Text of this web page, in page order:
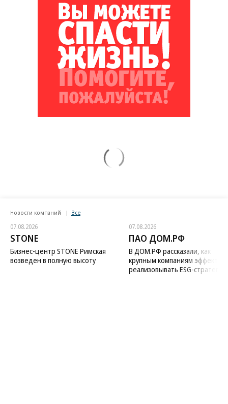
Новости компаний Все
07.08.2026
STONE
Бизнес-центр STONE Римская
возведен в полную высоту
07.08.2026
ПАО ДОМ.РФ
В ДОМ.РФ рассказали, как
крупным компаниям
реализовывать ESG-стратегию